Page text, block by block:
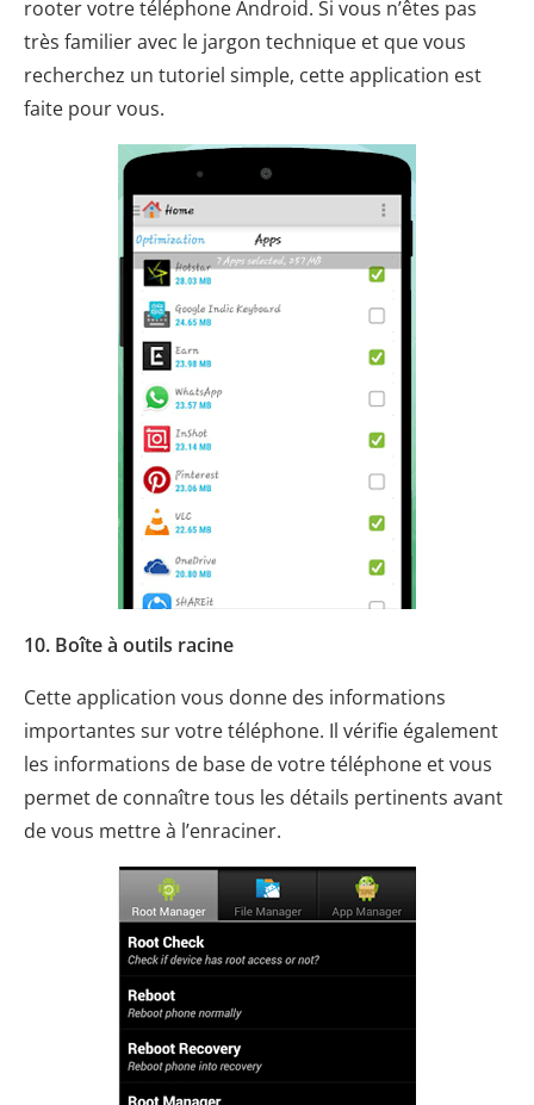
rooter votre téléphone Android. Si vous n’êtes pas
très familier avec le jargon technique et que vous
recherchez un tutoriel simple, cette application est
faite pour vous.
10. Boîte à outils racine
Cette application vous donne des informations
importantes sur votre téléphone. Il vérifie également
les informations de base de votre téléphone et vous
permet de connaître tous les détails pertinents avant
de vous mettre à l’enraciner.